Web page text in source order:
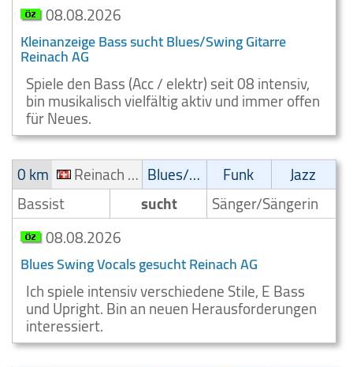
08.08.2026
Kleinanzeige Bass sucht Blues/Swing Gitarre
Reinach AG
Spiele den Bass (Acc / elektr) seit 08 intensiv,
bin musikalisch vielfältig aktiv und immer offen
für Neues.
0 km
Reinach AG Blues/Swing Funk
Jazz
Bassist
sucht
Sänger/Sängerin
08.08.2026
Blues Swing Vocals gesucht Reinach AG
Ich spiele intensiv verschiedene Stile, E Bass
und Upright. Bin an neuen Herausforderungen
interessiert.